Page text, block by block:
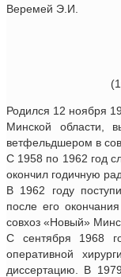
Веремей Э.И.
Родился 12 ноября
Минской области,
ветфельдшером в
С 1958 по 1962 год
окончил годичную
В 1962 году
после его
совхоз «Новый»
С сентября 1968
оперативной
диссертацию. В